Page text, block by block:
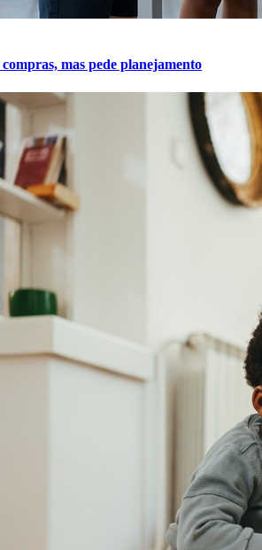
mas pede planejamento